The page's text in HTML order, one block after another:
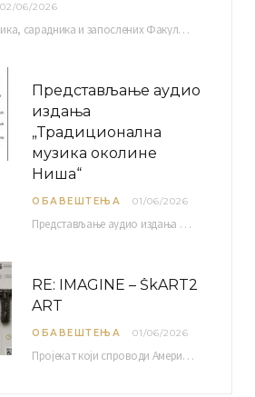
02/06/2026
Анкетирање наставника, сарадника и запослених Факултета уметности у Нишу ради сачињавања Извештаја о самовредновању биће…
Представљање аудио
издања
„Традиционална
музика околине
Ниша“
ОБАВЕШТЕЊА 01/06/2026
Представљање аудио издања “Традиционална музика околине Ниша” организује се у оквиру пројекта О-10-17 Музичко наслеђе…
RE: IMAGINE – ŠkART2
ART
ОБАВЕШТЕЊА 01/06/2026
Пројекат који спроводи Америчка привредна комора уз подршку компаније Philip Morris International, са циљем повезивања…